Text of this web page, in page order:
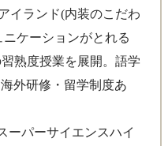
イランド(内装のこだわ
ケーションがとれる
熟度授業を展開。語学
外研修・留学制度あ
ーパーサイエンスハイ